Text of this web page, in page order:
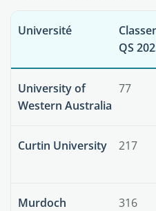
Université
QS
University of
Western Australia
77
Curtin University 217
Murdoch
316